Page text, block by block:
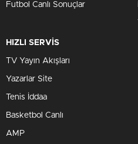
Futbol Canlı Sonuçlar
HIZLI SERVİS
TV Yayın Akışları
Yazarlar Site
Tenis İddaa
Basketbol Canlı
AMP